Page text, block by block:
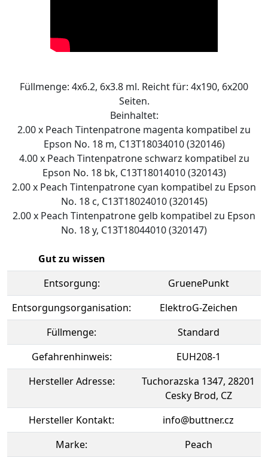
Füllmenge: 4x6.2, 6x3.8 ml. Reicht für: 4x190, 6x200
Seiten.
Beinhaltet:
2.00 x Peach Tintenpatrone magenta kompatibel zu
Epson No. 18 m, C13T18034010 (320146)
4.00 x Peach Tintenpatrone schwarz kompatibel zu
Epson No. 18 bk, C13T18014010 (320143)
2.00 x Peach Tintenpatrone cyan kompatibel zu Epson
No. 18 c, C13T18024010 (320145)
2.00 x Peach Tintenpatrone gelb kompatibel zu Epson
No. 18 y, C13T18044010 (320147)
Gut zu wissen
Entsorgung:
GruenePunkt
Entsorgungsorganisation:
ElektroG-Zeichen
Füllmenge:
Standard
Gefahrenhinweis:
EUH208-1
Hersteller Adresse:
Tuchorazska 1347, 28201
Cesky Brod, CZ
Hersteller Kontakt:
info@buttner.cz
Marke:
Peach